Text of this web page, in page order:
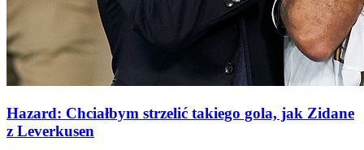
Hazard: Chciałbym strzelić takiego gola, jak Zidane
z Leverkusen